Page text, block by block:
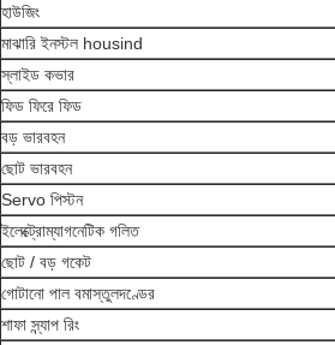
হাউজিং
মাঝারি ইনস্টল housind
স্লাইড কভার
ফিড ফিরে ফিড
বড় ভারবহন
ছোট ভারবহন
Servo পিস্টন
ইলেক্ট্রোম্যাগনেটিক গলিত
ছোট / বড় গকেট
গোটানো পাল বমাস্তুলদণ্ডের
শাফা স্ন্যাপ রিং